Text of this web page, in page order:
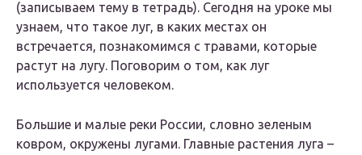
(записываем тему в тетрадь). Сегодня на уроке мы
узнаем, что такое луг, в каких местах он
встречается, познакомимся с травами, которые
растут на лугу. Поговорим о том, как луг
используется человеком.
Большие и малые реки России, словно зеленым
ковром, окружены лугами. Главные растения луга –